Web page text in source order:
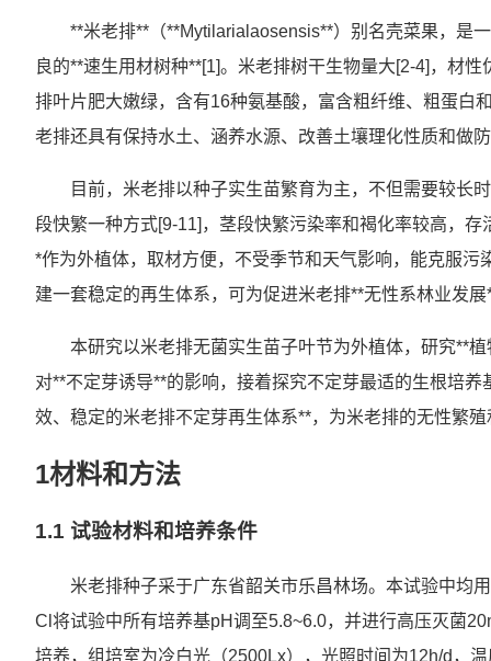
**米老排**（**Mytilarialaosensis**）别名壳菜果，是
良的**速生用材树种**[1]。米老排树干生物量大[2-4]，材
排叶片肥大嫩绿，含有16种氨基酸，富含粗纤维、粗蛋白
老排还具有保持水土、涵养水源、改善土壤理化性质和做
目前，米老排以种子实生苗繁育为主，不但需要较长
段快繁一种方式[9-11]，茎段快繁污染率和褐化率较高，
*作为外植体，取材方便，不受季节和天气影响，能克服
建一套稳定的再生体系，可为促进米老排**无性系林业发
本研究以米老排无菌实生苗子叶节为外植体，研究**
对**不定芽诱导**的影响，接着探究不定芽最适的生根培
效、稳定的米老排不定芽再生体系**，为米老排的无性繁
1材料和方法
1.1 试验材料和培养条件
米老排种子采于广东省韶关市乐昌林场。本试验中均
Cl将试验中所有培养基pH调至5.8~6.0，并进行高压灭菌
培养，组培室为冷白光（2500Lx），光照时间为12h/d，